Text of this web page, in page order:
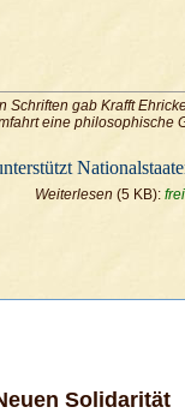
Schriften gab Krafft
eine philosophische
Weiterlesen (5 KB): frei
Solidarität